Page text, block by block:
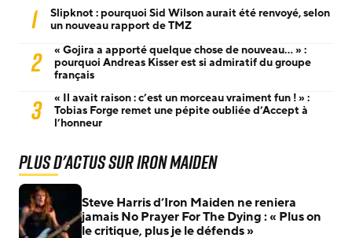
1
Slipknot : pourquoi Sid Wilson aurait été renvoyé, selon
un nouveau rapport de TMZ
2
« Gojira a apporté quelque chose de nouveau… » :
pourquoi Andreas Kisser est si admiratif du groupe
français
3
« Il avait raison : c’est un morceau vraiment fun ! » :
Tobias Forge remet une pépite oubliée d’Accept à
l’honneur
Plus d'actus sur Iron Maiden
Steve Harris d’Iron Maiden ne reniera
jamais No Prayer For The Dying : « Plus on
le critique, plus je le défends »